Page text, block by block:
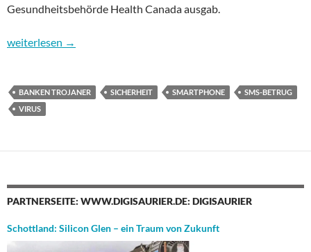
Gesundheitsbehörde Health Canada ausgab.
Sicherheit im Internet – Teil 12: Das Smartphone,
weiterlesen →
BANKEN TROJANER SICHERHEIT SMARTPHONE
SMS-BETRUG
VIRUS
PARTNERSEITE: WWW.DIGISAURIER.DE: DIGISAURIER
Schottland: Silicon Glen – ein Traum von Zukunft